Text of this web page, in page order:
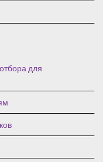
для